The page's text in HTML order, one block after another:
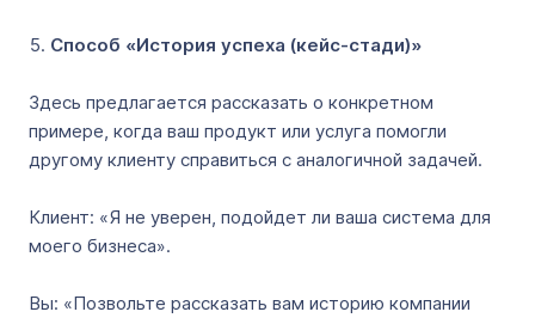
Способ «История успеха (кейс-стади)»
Здесь предлагается рассказать о конкретном
примере, когда ваш продукт или услуга помогли
другому клиенту справиться с аналогичной задачей.
Клиент: «Я не уверен, подойдет ли ваша система для
моего бизнеса».
Вы: «Позвольте рассказать вам историю компании